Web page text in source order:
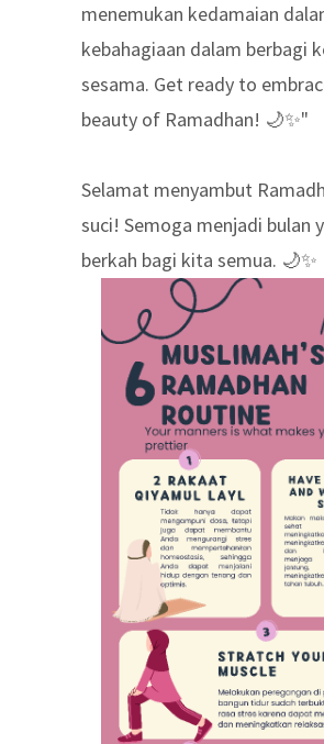
menemukan kedamaian
kebahagiaan dalam berbagi
sesama. Get ready to
beauty of Ramadhan! 🌙✨"
Selamat menyambut
suci! Semoga menjadi bulan
berkah bagi kita semua. 🌙✨